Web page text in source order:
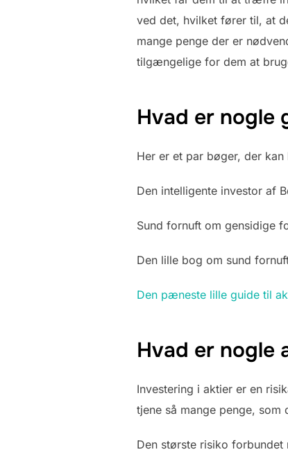
ved det, hvilket fører til, at
mange penge der er
tilgængelige for dem at
Hvad er nogle
Her er et par bøger, der
Den intelligente investor af
Sund fornuft om gensidige
Den lille bog om sund
Den pæneste lille guide til
Hvad er nogle
Investering i aktier er en
tjene så mange penge, som
Den største risiko